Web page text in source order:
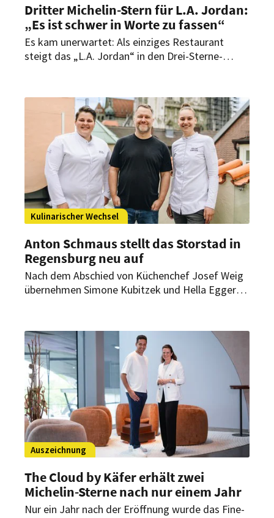
Dritter Michelin-Stern für L.A. Jordan:
„Es ist schwer in Worte zu fassen“
Es kam unerwartet: Als einziges Restaurant
steigt das „L.A. Jordan“ in den Drei-Sterne-
Schimkowitsch über den Moment danach, ein
Team, das zur Familie wurde, und die neue
internationale Strahlkraft für Deidesheim und die
Pfalz.
Kulinarischer Wechsel
Anton Schmaus stellt das Storstad in
Regensburg neu auf
Nach dem Abschied von Küchenchef Josef Weig
übernehmen Simone Kubitzek und Hella Eggers
Schmaus verbindet den Wechsel mit einer
konzeptionellen Neuausrichtung des
Gourmetrestaurants.
Auszeichnung
The Cloud by Käfer erhält zwei
Michelin-Sterne nach nur einem Jahr
Nur ein Jahr nach der Eröffnung wurde das Fine-